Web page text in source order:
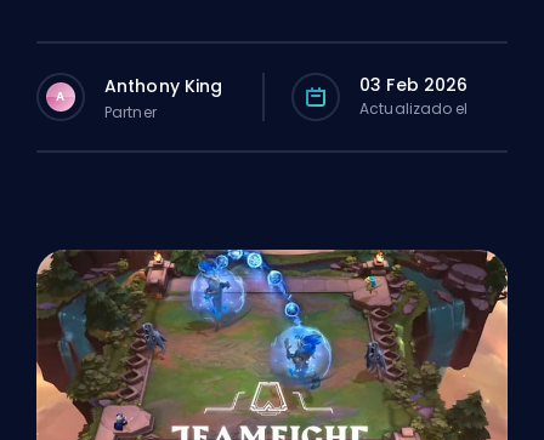
A Anthony King
Partner
03 Feb 2026
Actualizado el